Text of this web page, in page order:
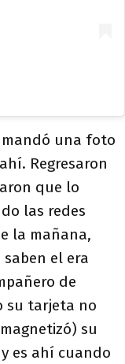
una foto
Regresaron
que lo
las redes
la mañana,
el era
de
su tarjeta no
su
es ahí cuando